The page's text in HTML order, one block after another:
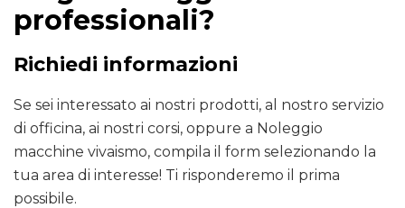
professionali?
Richiedi informazioni
Se sei interessato ai nostri prodotti, al nostro servizio
di officina, ai nostri corsi, oppure a Noleggio
macchine vivaismo, compila il form selezionando la
tua area di interesse! Ti risponderemo il prima
possibile.